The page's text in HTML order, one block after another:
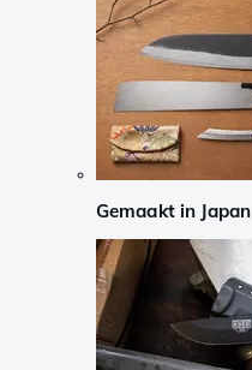
Gemaakt in Japan